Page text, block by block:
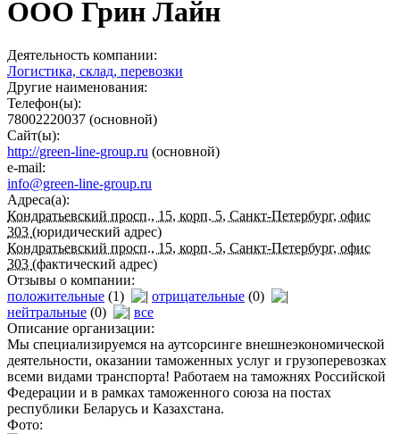
ООО Грин Лайн
Деятельность компании:
Логистика, склад, перевозки
Другие наименования:
Телефон(ы):
78002220037 (основной)
Сайт(ы):
http://green-line-group.ru (основной)
e-mail:
info@green-line-group.ru
Адреса(а):
Кондратьевский просп., 15, корп. 5, Санкт-Петербург, офис
303 (юридический адрес)
Кондратьевский просп., 15, корп. 5, Санкт-Петербург, офис
303 (фактический адрес)
Отзывы о компании:
положительные (1) отрицательные (0)
нейтральные (0)
все
Описание организации:
Мы специализируемся на аутсорсинге внешнеэкономической
деятельности, оказании таможенных услуг и грузоперевозках
всеми видами транспорта! Работаем на таможнях Российской
Федерации и в рамках таможенного союза на постах
республики Беларусь и Казахстана.
Фото: